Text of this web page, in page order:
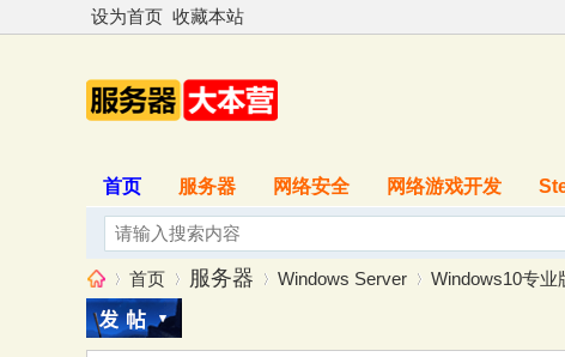
设为首页 收藏本站
首页 服务器 网络安全 网络游戏开发
首页 服务器 Windows Server Windows10专业